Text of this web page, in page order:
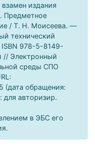
издания
Предметное
/ Т. Н. Моисеева. —
технический
978-5-8149-
// Электронный
среды СПО
(дата обращения:
авторизир.
в ЭБС его